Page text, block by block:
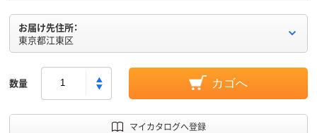
お届け先住所：
東京都江東区
数量 カゴへ
マイカタログへ登録